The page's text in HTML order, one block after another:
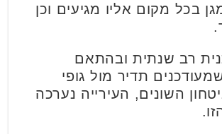
בכל מקום אליו מגיעים וכן
רב שנתית ובהתאם
תדיר מול גופי
השונים, העירייה נערכה